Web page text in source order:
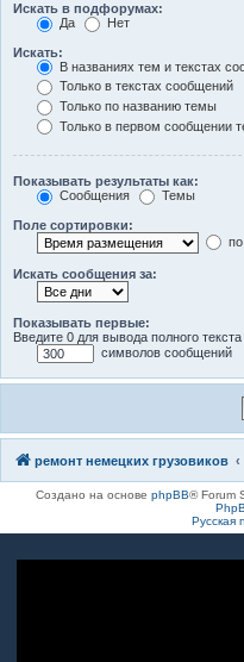
Искать в подфорумах:
Да
Нет
Искать:
В названиях тем и текстах
Только в текстах сообщений
Только по названию темы
Только в первом сообщении
Показывать результаты как:
Сообщения
Темы
Поле сортировки:
Искать сообщения за:
Показывать первые:
Введите 0 для вывода полного
символов сообщений
ремонт немецких грузовиков
Создано на основе phpBB® Forum
Русская